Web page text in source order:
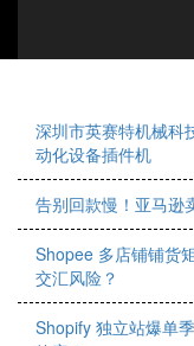
深圳市英赛特机械科
动化设备插件机
告别回款慢！亚马逊
Shopee 多店铺铺货
交汇风险？
Shopify 独立站爆单